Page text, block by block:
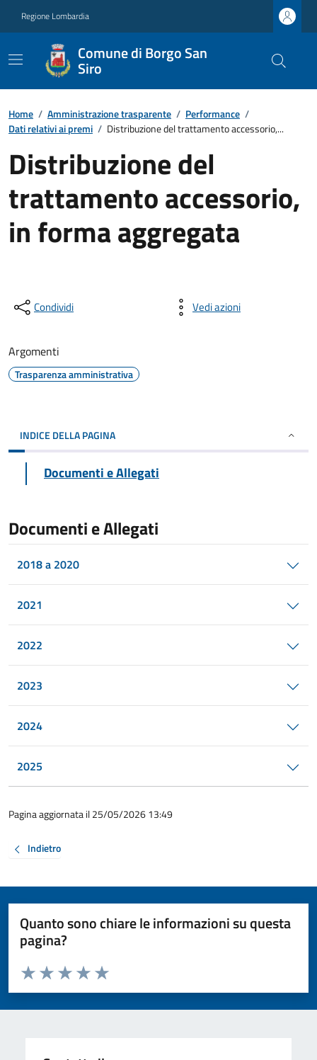
Regione Lombardia
Comune di Borgo San
Siro
Home / Amministrazione trasparente / Performance /
Dati relativi ai premi / Distribuzione del trattamento accessorio,...
Distribuzione del
trattamento accessorio,
in forma aggregata
Condividi Vedi azioni
Argomenti
Trasparenza amministrativa
INDICE DELLA PAGINA
Documenti e Allegati
Documenti e Allegati
2018 a 2020
2021
2022
2023
2024
2025
Pagina aggiornata il 25/05/2026 13:49
Indietro
Quanto sono chiare le informazioni su questa
pagina?
Valuta da 1 a 5 stelle la pagina
Valuta 5 stelle su 5
Valuta 4 stelle su 5
Valuta 3 stelle su 5
Valuta 2 stelle su 5
Valuta 1 stelle su 5